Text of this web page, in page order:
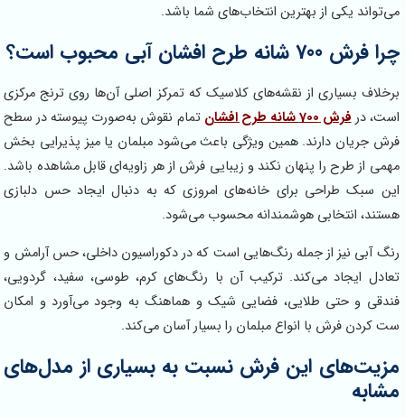
از بهترین انتخاب‌های شما باشد.
محبوب است؟
از نقشه‌های کلاسیک که تمرکز اصلی آن‌ها روی ترنج مرکزی
فرش 700 شانه طرح افشان
تمام نقوش به‌صورت پیوسته در سطح
دارند. همین ویژگی باعث می‌شود مبلمان یا میز پذیرایی بخش
را پنهان نکند و زیبایی فرش از هر زاویه‌ای قابل مشاهده باشد.
طراحی برای خانه‌های امروزی که به دنبال ایجاد حس دلبازی
هوشمندانه محسوب می‌شود.
از جمله رنگ‌هایی است که در دکوراسیون داخلی، حس آرامش و
می‌کند. ترکیب آن با رنگ‌های کرم، طوسی، سفید، گردویی،
حتی طلایی، فضایی شیک و هماهنگ به وجود می‌آورد و امکان
با انواع مبلمان را بسیار آسان می‌کند.
این فرش نسبت به بسیاری از مدل‌های